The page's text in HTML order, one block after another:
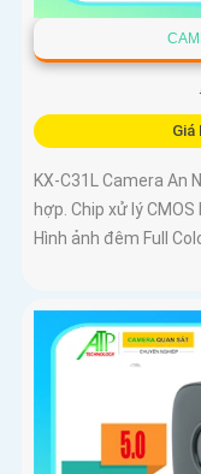
Giá
KX-C31L Camera An
hợp. Chip xử lý
Hình ảnh đêm Full